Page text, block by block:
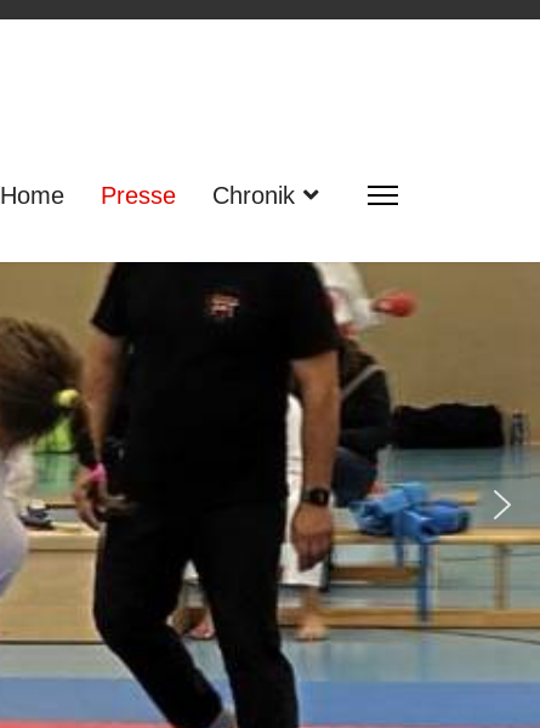
Home Presse Chronik